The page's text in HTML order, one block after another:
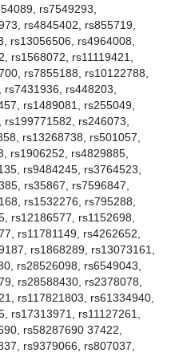
rs7549293,
rs4845402, rs855719,
rs13056506, rs4964008,
rs1568072, rs11119421,
rs7855188, rs10122788,
rs448203,
rs1489081, rs255049,
rs246073,
rs13268738, rs501057,
rs1906252, rs4829885,
rs9484245, rs3764523,
rs35867, rs7596847,
rs1532276, rs795288,
rs12186577, rs1152698,
rs11781149, rs4262652,
rs1868289, rs13073161,
rs28526098, rs6549043,
rs28588430, rs2378078,
rs117821803, rs61334940,
rs17313971, rs11127261,
rs58287690 37422,
rs9379066, rs807037,